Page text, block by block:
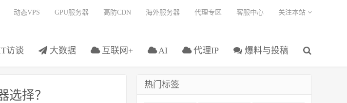
访谈 大数据 互联网+ AI 代理IP 爆料与投稿
动态VPS GPU服务器 高防CDN 海外服务器 代理专区 客服中心 关注本站
选择？
热门标签